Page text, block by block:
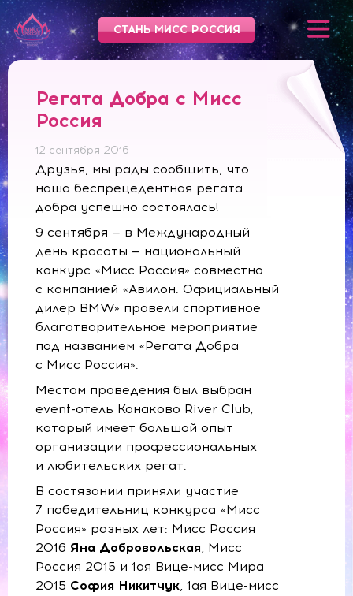
СТАНЬ МИСС РОССИЯ
Регата Добра с Мисс
Россия
12 сентября 2016
Друзья, мы рады сообщить, что
наша беспрецедентная регата
добра успешно состоялась!
9 сентября — в Международный
день красоты — национальный
конкурс «Мисс Россия» совместно
с компанией «Авилон. Официальный
дилер BMW» провели спортивное
благотворительное мероприятие
под названием «Регата Добра
с Мисс Россия».
Местом проведения был выбран
event-отель Конаково River Club,
который имеет большой опыт
организации профессиональных
и любительских регат.
В состязании приняли участие
7 победительниц конкурса «Мисс
Россия» разных лет: Мисс Россия
2016 Яна Добровольская, Мисс
Россия 2015 и 1ая Вице-мисс Мира
2015 София Никитчук, 1ая Вице-мисс